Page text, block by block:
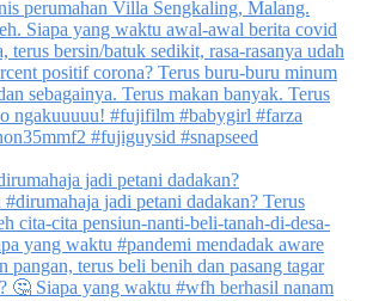
jadi petani dadakan?